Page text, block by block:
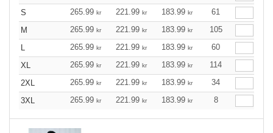
S
265.99 kr 221.99 kr 183.99 kr
61
M
265.99 kr 221.99 kr 183.99 kr
105
L
265.99 kr 221.99 kr 183.99 kr
60
XL
265.99 kr 221.99 kr 183.99 kr
114
2XL
265.99 kr 221.99 kr 183.99 kr
34
3XL
265.99 kr 221.99 kr 183.99 kr 8